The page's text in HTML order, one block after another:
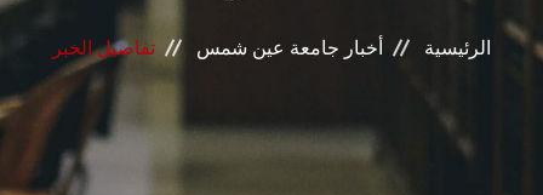
المراكز والوحدات
الأنظمة الذكية
الرئيسية أخبار جامعة عين شمس تفاصيل الخبر